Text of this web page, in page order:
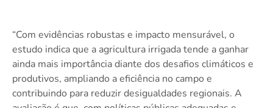
“Com evidências robustas e impacto mensurável, o
estudo indica que a agricultura irrigada tende a ganhar
ainda mais importância diante dos desafios climáticos e
produtivos, ampliando a eficiência no campo e
contribuindo para reduzir desigualdades regionais. A